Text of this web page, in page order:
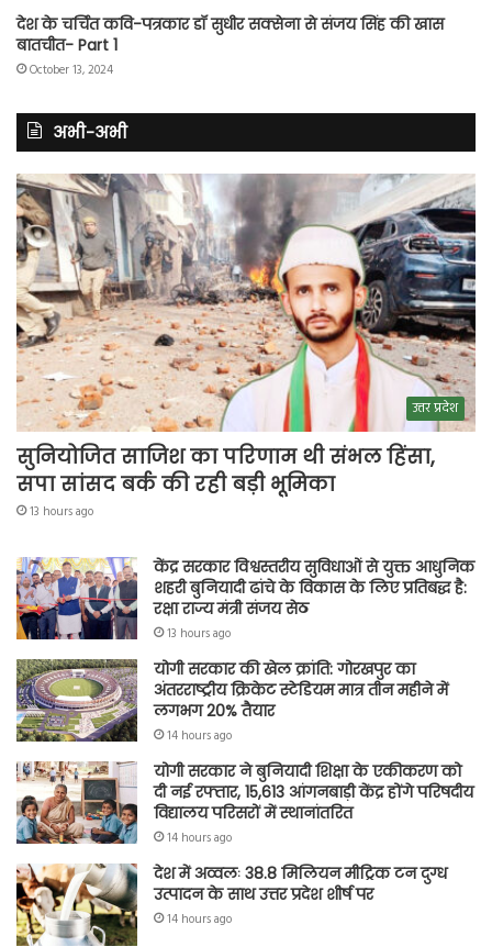
देश के चर्चित कवि-पत्रकार डॉ सुधीर सक्सेना से संजय सिंह की खास
बातचीत- Part 1
October 13, 2024
अभी-अभी
उत्तर प्रदेश
सुनियोजित साजिश का परिणाम थी संभल हिंसा,
सपा सांसद बर्क की रही बड़ी भूमिका
13 hours ago
केंद्र सरकार विश्वस्तरीय सुविधाओं से युक्त आधुनिक
शहरी बुनियादी ढांचे के विकास के लिए प्रतिबद्ध है:
रक्षा राज्य मंत्री संजय सेठ
13 hours ago
योगी सरकार की खेल क्रांति: गोरखपुर का
अंतरराष्ट्रीय क्रिकेट स्टेडियम मात्र तीन महीने में
लगभग 20% तैयार
14 hours ago
योगी सरकार ने बुनियादी शिक्षा के एकीकरण को
दी नई रफ्तार, 15,613 आंगनबाड़ी केंद्र होंगे परिषदीय
विद्यालय परिसरों में स्थानांतरित
14 hours ago
देश में अव्वलः 38.8 मिलियन मीट्रिक टन दुग्ध
उत्पादन के साथ उत्तर प्रदेश शीर्ष पर
14 hours ago